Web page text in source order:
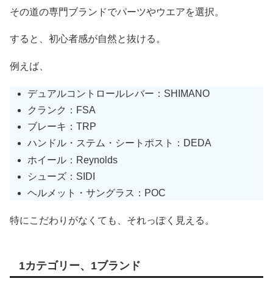
その道の専門ブランドでパーツやウエアを選択。
すると、初心者感が自然と抜ける。
例えば、
デュアルコントロールレバー：SHIMANO
クランク：FSA
ブレーキ：TRP
ハンドル・ステム・シートポスト：DEDA
ホイール：Reynolds
シューズ：SIDI
ヘルメット・サングラス：POC
特にこだわりがなくても、それっぽく見える。
1カテゴリー、1ブランド